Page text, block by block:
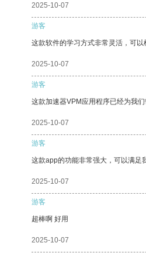
2025-10-07
游客
这款软件的学习方式非常灵活，可以
2025-10-07
游客
这款加速器VPM应用程序已经为我
2025-10-07
游客
这款app的功能非常强大，可以满足
2025-10-07
游客
超棒啊 好用
2025-10-07